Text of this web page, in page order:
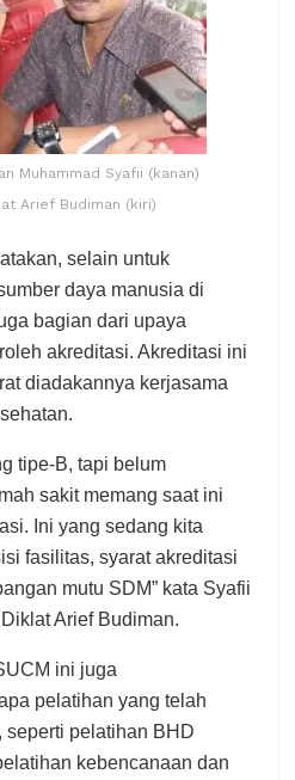
Muhammad Syafii (kanan)
Arief Budiman (kiri)
selain untuk
daya manusia di
bagian dari upaya
akreditasi. Akreditasi ini
diadakannya kerjasama
tipe-B, tapi belum
sakit memang saat ini
Ini yang sedang kita
fasilitas, syarat akreditasi
mutu SDM” kata Syafii
Arief Budiman.
ini juga
pelatihan yang telah
pelatihan BHD
kebencanaan dan